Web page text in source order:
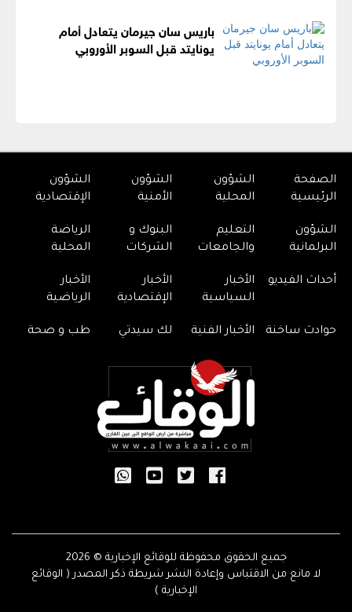
باريس سان جيرمان يتعادل أمام
يونايتد قبل السوبر الأوروبي
الصفحة
الرئيسية
الشؤون
المحلية
الشؤون
الأمنية
الشؤون
الإقتصادية
الشؤون
البرلمانية
التعليم
والجامعات
البنوك و
الشركات
الرياضة
المحلية
أحداث الفيديو
الأخبار
السياسية
الأخبار
الإقتصادية
الأخبار
الرياضية
حوادث ساخنة الأخبار الفنية لك سيدتي طب و صحة
جميع الحقوق محفوظة للوقائع الإخبارية © 2026
لا مانع من الاقتباس وإعادة النشر شريطة ذكر المصدر ( الوقائع
الإخبارية )